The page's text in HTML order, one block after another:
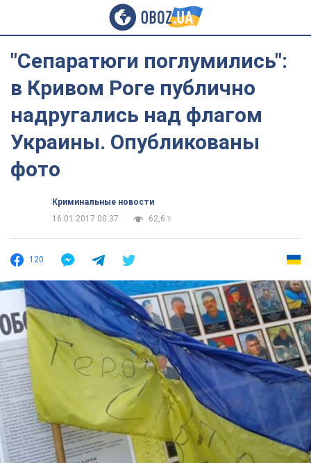
"Сепаратюги поглумились":
в Кривом Роге публично
надругались над флагом
Украины. Опубликованы
фото
Криминальные новости
16.01.2017 00:37
62,6 т.
120